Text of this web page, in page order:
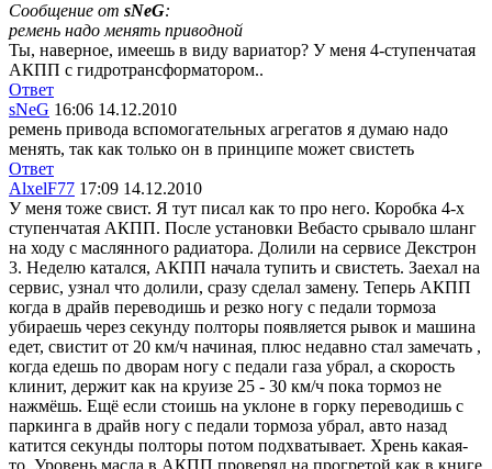
Сообщение от sNeG:
ремень надо менять приводной
Ты, наверное, имеешь в виду вариатор? У меня 4-ступенчатая
АКПП с гидротрансформатором..
Ответ
sNeG 16:06 14.12.2010
ремень привода вспомогательных агрегатов я думаю надо
менять, так как только он в принципе может свистеть
Ответ
AlxelF77 17:09 14.12.2010
У меня тоже свист. Я тут писал как то про него. Коробка 4-х
ступенчатая АКПП. После установки Вебасто срывало шланг
на ходу с маслянного радиатора. Долили на сервисе Декстрон
3. Неделю катался, АКПП начала тупить и свистеть. Заехал на
сервис, узнал что долили, сразу сделал замену. Теперь АКПП
когда в драйв переводишь и резко ногу с педали тормоза
убираешь через секунду полторы появляется рывок и машина
едет, свистит от 20 км/ч начиная, плюс недавно стал замечать ,
когда едешь по дворам ногу с педали газа убрал, а скорость
клинит, держит как на круизе 25 - 30 км/ч пока тормоз не
нажмёшь. Ещё если стоишь на уклоне в горку переводишь с
паркинга в драйв ногу с педали тормоза убрал, авто назад
катится секунды полторы потом подхватывает. Хрень какая-
то. Уровень масла в АКПП проверял на прогретой как в книге